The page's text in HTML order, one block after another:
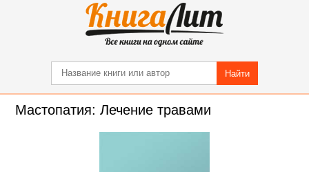
Найти
Мастопатия: Лечение травами